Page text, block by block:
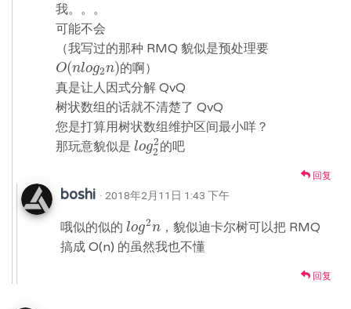
我。。。
可能不会
（我写过的那种 RMQ 貌似是预处理要
O(nlog2n)
O(nlog2n) 的啊）
真是让人因式分解 QvQ
树状数组的话就不清楚了 QvQ
您是打算用树状数组维护区间最小咩？
那玩意貌似是 log2
2
log22
的吧
回复
boshi · 2018年2月11日 1:43 下午
哦似的似的 log2n
log2n ，貌似迪卡尔树可以把 RMQ
搞成 O(n) 的虽然我也不懂
回复